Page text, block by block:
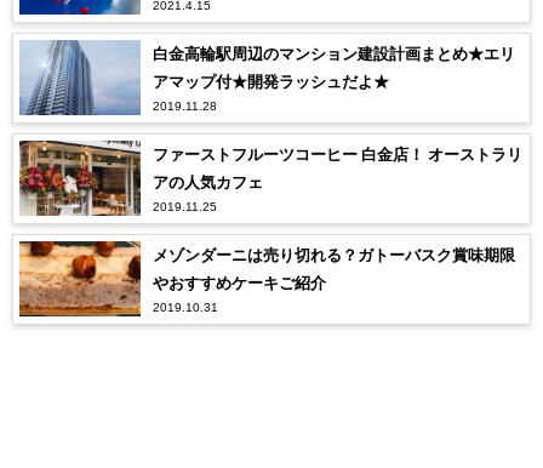
2021.4.15
白金高輪駅周辺のマンション建設計画まとめ★エリ
アマップ付★開発ラッシュだよ★
2019.11.28
ファーストフルーツコーヒー 白金店！ オーストラリ
アの人気カフェ
2019.11.25
メゾンダーニは売り切れる？ガトーバスク賞味期限
やおすすめケーキご紹介
2019.10.31